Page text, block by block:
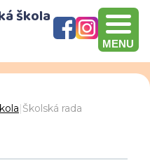
škola
MENU
|Školská rada